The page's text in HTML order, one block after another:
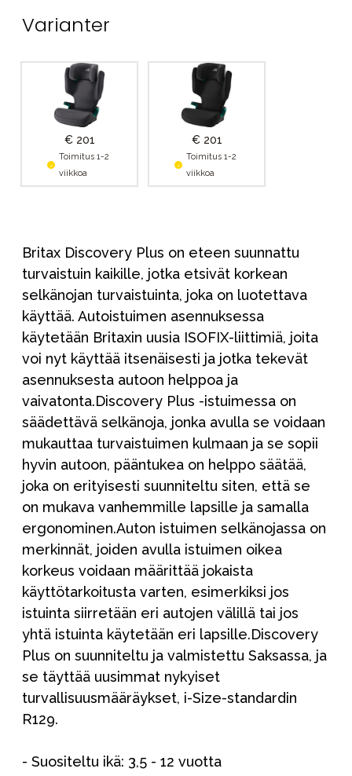
Varianter
€ 201
Toimitus 1-2
viikkoa
€ 201
Toimitus 1-2
viikkoa
Britax Discovery Plus on eteen suunnattu
turvaistuin kaikille, jotka etsivät korkean
selkänojan turvaistuinta, joka on luotettava
käyttää. Autoistuimen asennuksessa
käytetään Britaxin uusia ISOFIX-liittimiä, joita
voi nyt käyttää itsenäisesti ja jotka tekevät
asennuksesta autoon helppoa ja
vaivatonta.Discovery Plus -istuimessa on
säädettävä selkänoja, jonka avulla se voidaan
mukauttaa turvaistuimen kulmaan ja se sopii
hyvin autoon, pääntukea on helppo säätää,
joka on erityisesti suunniteltu siten, että se
on mukava vanhemmille lapsille ja samalla
ergonominen.Auton istuimen selkänojassa on
merkinnät, joiden avulla istuimen oikea
korkeus voidaan määrittää jokaista
käyttötarkoitusta varten, esimerkiksi jos
istuinta siirretään eri autojen välillä tai jos
yhtä istuinta käytetään eri lapsille.Discovery
Plus on suunniteltu ja valmistettu Saksassa, ja
se täyttää uusimmat nykyiset
turvallisuusmääräykset, i-Size-standardin
R129.
- Suositeltu ikä: 3,5 - 12 vuotta